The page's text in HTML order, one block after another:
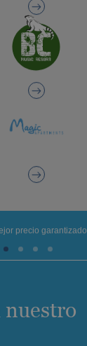
precio garantizado
nuestro